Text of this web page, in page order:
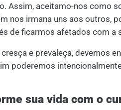
Assim, aceitamo-nos como
nos irmana uns aos outros,
de ficarmos afetados com a
e prevaleça, devemos
poderemos
sua vida com o